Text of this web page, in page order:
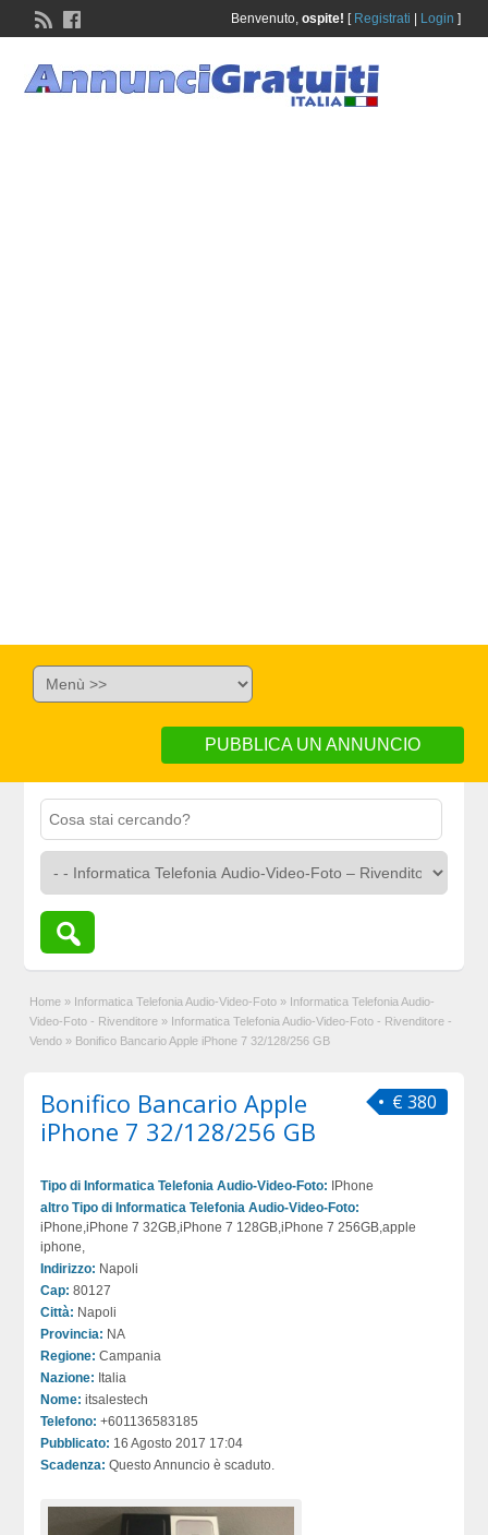
Benvenuto, ospite! [ Registrati Login ]
PUBBLICA UN ANNUNCIO
Home » Informatica Telefonia Audio-Video-Foto » Informatica Telefonia Audio-
Video-Foto - Rivenditore » Informatica Telefonia Audio-Video-Foto - Rivenditore -
Vendo » Bonifico Bancario Apple iPhone 7 32/128/256 GB
€ 380
Bonifico Bancario Apple
iPhone 7 32/128/256 GB
Tipo di Informatica Telefonia Audio-Video-Foto:
IPhone
altro Tipo di Informatica Telefonia Audio-Video-Foto:
iPhone,iPhone 7 32GB,iPhone 7 128GB,iPhone 7 256GB,apple
iphone,
Indirizzo: Napoli
Cap: 80127
Città: Napoli
Provincia: NA
Regione: Campania
Nazione: Italia
Nome: itsalestech
Telefono: +601136583185
Pubblicato: 16 Agosto 2017 17:04
Scadenza: Questo Annuncio è scaduto.